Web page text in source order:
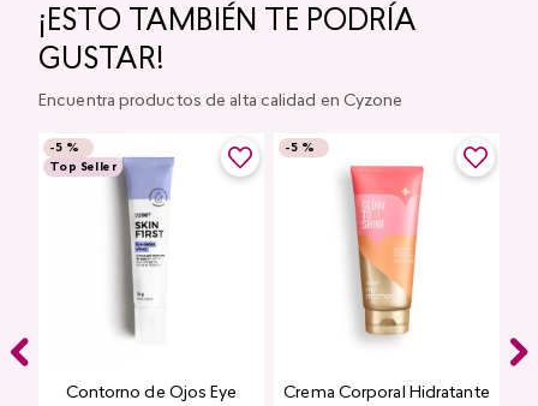
¡ESTO TAMBIÉN TE PODRÍA
GUSTAR!
Encuentra productos de alta calidad en Cyzone
-5 %
Top Seller
Contorno de Ojos Eye
-5 %
Crema Corporal Hidratante